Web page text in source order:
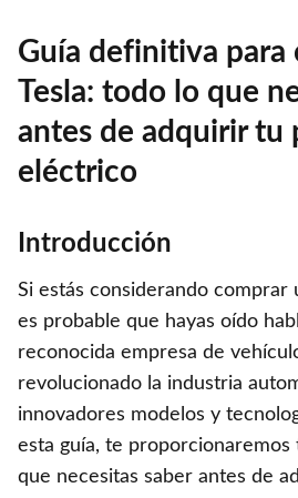
Guía definitiva para
Tesla: todo lo que
antes de adquirir tu
eléctrico
Introducción
Si estás considerando comprar
es probable que hayas oído
reconocida empresa de
revolucionado la industria
innovadores modelos y
esta guía, te proporcionaremos
que necesitas saber antes de